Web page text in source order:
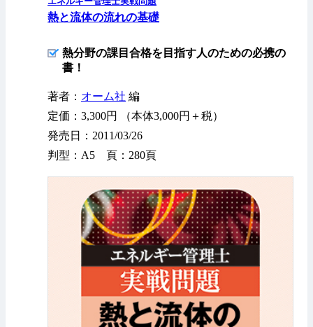
熱と流体の流れの基礎
熱分野の課目合格を目指す人のための必携の
書！
著者： オーム社 編
定価：3,300円 （本体3,000円＋税）
発売日：2011/03/26
判型：A5 頁：280頁